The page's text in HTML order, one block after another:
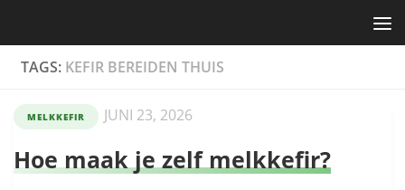
TAGS: KEFIR BEREIDEN THUIS
MELKKEFIR JUNI 23, 2026
Hoe maak je zelf melkkefir?